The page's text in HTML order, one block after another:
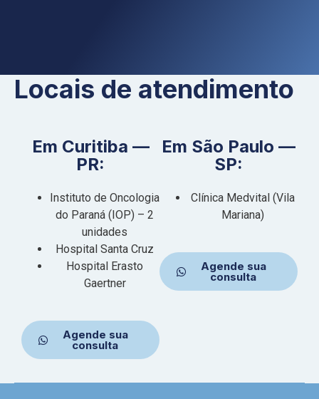
Locais de atendimento
Em Curitiba —
PR:
Instituto de Oncologia
do Paraná (IOP) – 2
unidades
Hospital Santa Cruz
Hospital Erasto
Gaertner
Agende sua
consulta
Em São Paulo —
SP:
Clínica Medvital (Vila
Mariana)
Agende sua
consulta